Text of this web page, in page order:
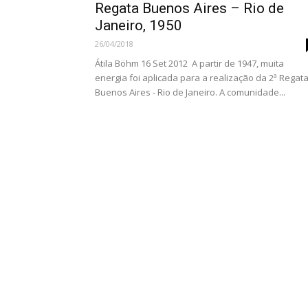
Regata Buenos Aires – Rio de
Janeiro, 1950
26/04/2018
Átila Böhm 16 Set 2012 A partir de 1947, muita
energia foi aplicada para a realização da 2ª Regata
Buenos Aires - Rio de Janeiro. A comunidade...